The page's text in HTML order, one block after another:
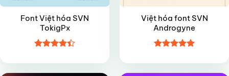
Font Việt hóa SVN
TokigPx
hạng4.4
5 sao
Việt hóa font SVN
Androgyne
hạng55
sao